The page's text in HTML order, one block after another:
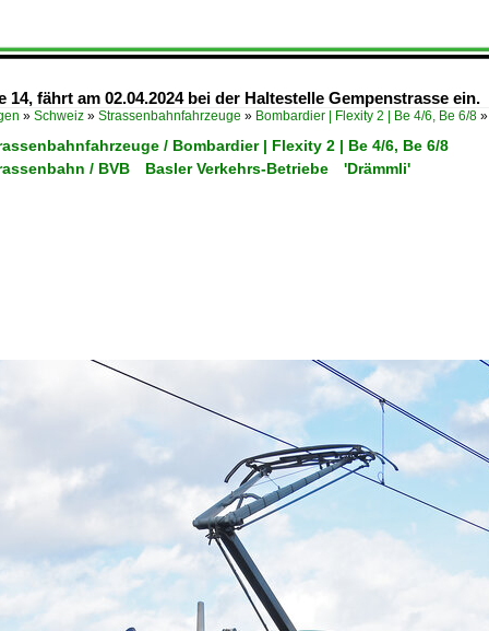
14, fährt am 02.04.2024 bei der Haltestelle Gempenstrasse ein.
» Schweiz » Strassenbahnfahrzeuge » Bombardier | Flexity 2 | Be 4/6, Be 6/8
/ Bombardier | Flexity 2 | Be 4/6, Be 6/8
/ BVB Basler Verkehrs-Betriebe 'Drämmli'